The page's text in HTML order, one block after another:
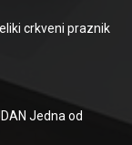
crkveni praznik
Jedna od